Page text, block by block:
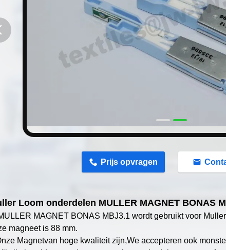
Prijs opvragen
Loom onderdelen MULLER MAGNET BONAS
MAGNET BONAS MBJ3.1 wordt gebruikt voor
magneet is 88 mm.
Magnetvan hoge kwaliteit zijn,We accepteren ook